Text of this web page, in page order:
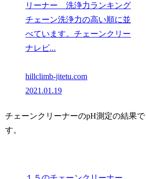
リーナー 洗浄力ランキング
チェーン洗浄力の高い順に並
べています。チェーンクリー
ナレビ...
hillclimb-jitetu.com
2021.01.19
チェーンクリーナーのpH測定の結果で
す。